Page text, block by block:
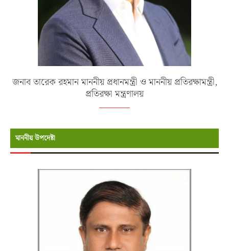
জনাব তারেক রহমান মাননীয় প্রধানমন্ত্রী ও মাননীয় প্রতিরক্ষামন্ত্রী,
প্রতিরক্ষা মন্ত্রণালয়
মাননীয় উপদেষ্টা